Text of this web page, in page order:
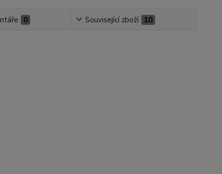
0 Související zboží 10